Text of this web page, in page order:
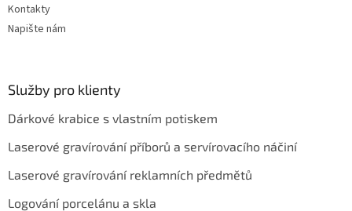
Kontakty
Napište nám
Služby pro klienty
Dárkové krabice s vlastním potiskem
Laserové gravírování příborů a servírovacího náčiní
Laserové gravírování reklamních předmětů
Logování porcelánu a skla